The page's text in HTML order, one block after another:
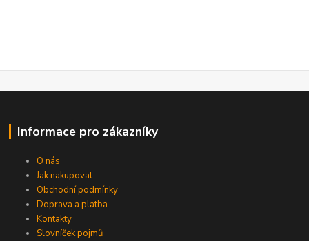
Informace pro zákazníky
O nás
Jak nakupovat
Obchodní podmínky
Doprava a platba
Kontakty
Slovníček pojmů